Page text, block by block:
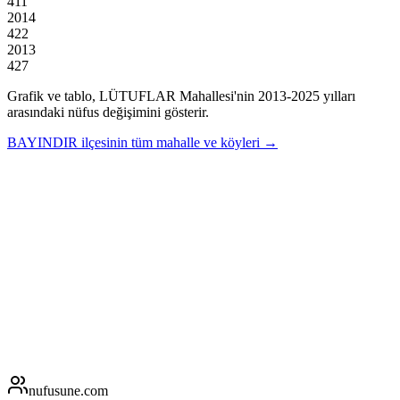
2014
422
2013
427
Grafik ve tablo, LÜTUFLAR Mahallesi'nin 2013-2025 yılları
arasındaki nüfus değişimini gösterir.
BAYINDIR ilçesinin tüm mahalle ve köyleri →
nufusune.com